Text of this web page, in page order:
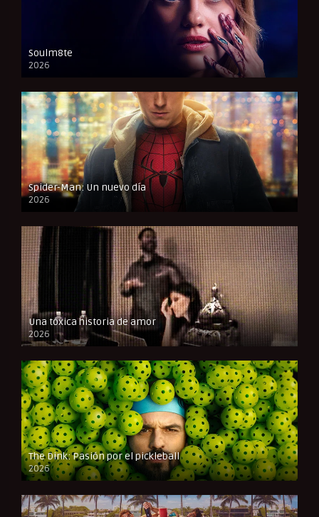
Soulm8te
2026
FULL HD
Spider-Man: Un nuevo día
2026
CAM
Una tóxica historia de amor
2026
FULL HD
The Dink: Pasión por el pickleball
2026
FULL HD